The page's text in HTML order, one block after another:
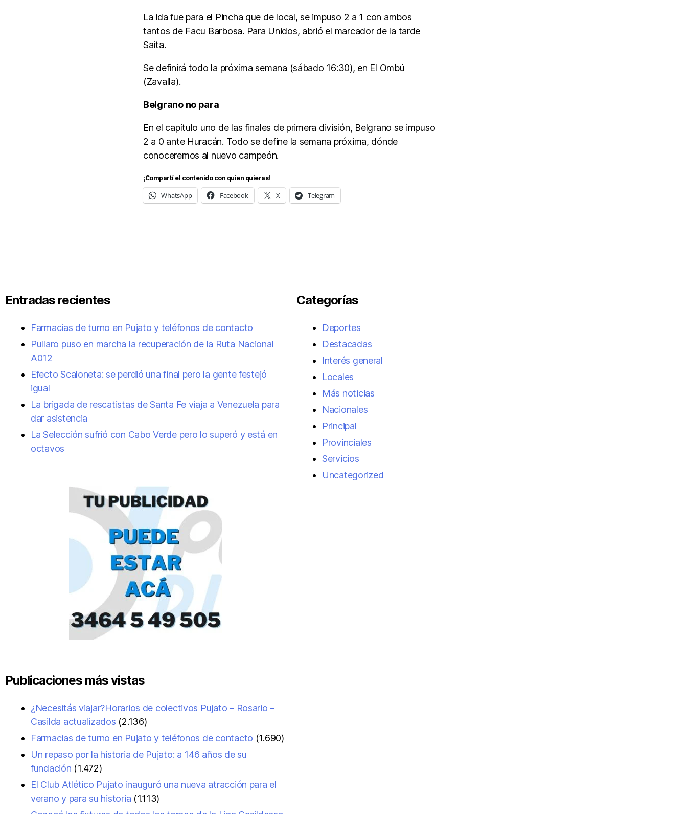
La ida fue para el Pincha que de local, se impuso 2 a 1 con ambos
tantos de Facu Barbosa. Para Unidos, abrió el marcador de la tarde
Saita.
Se definirá todo la próxima semana (sábado 16:30), en El Ombú
(Zavalla).
Belgrano no para
En el capítulo uno de las finales de primera división, Belgrano se impuso
2 a 0 ante Huracán. Todo se define la semana próxima, dónde
conoceremos al nuevo campeón.
¡Compartí el contenido con quien quieras!
WhatsApp Facebook X Telegram
Entradas recientes
Farmacias de turno en Pujato y teléfonos de contacto
Pullaro puso en marcha la recuperación de la Ruta Nacional
A012
Efecto Scaloneta: se perdió una final pero la gente festejó
igual
La brigada de rescatistas de Santa Fe viaja a Venezuela para
dar asistencia
La Selección sufrió con Cabo Verde pero lo superó y está en
octavos
Publicaciones más vistas
¿Necesitás viajar?Horarios de colectivos Pujato – Rosario –
Casilda actualizados (2.136)
Farmacias de turno en Pujato y teléfonos de contacto (1.690)
Un repaso por la historia de Pujato: a 146 años de su
fundación (1.472)
El Club Atlético Pujato inauguró una nueva atracción para el
verano y para su historia (1.113)
Categorías
Deportes
Destacadas
Interés general
Locales
Más noticias
Nacionales
Principal
Provinciales
Servicios
Uncategorized